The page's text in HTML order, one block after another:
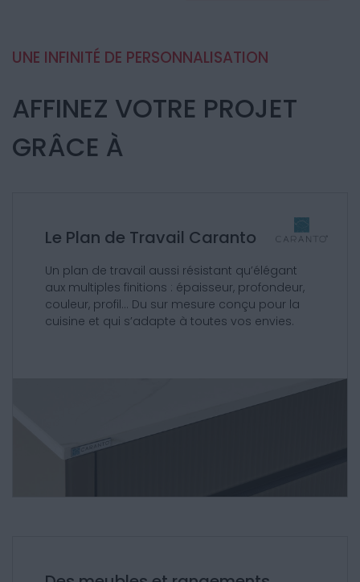
UNE INFINITÉ DE PERSONNALISATION
AFFINEZ VOTRE PROJET
GRÂCE À
Le Plan de Travail Caranto
Un plan de travail aussi résistant qu’élégant
aux multiples finitions : épaisseur, profondeur,
couleur, profil… Du sur mesure conçu pour la
cuisine et qui s’adapte à toutes vos envies.